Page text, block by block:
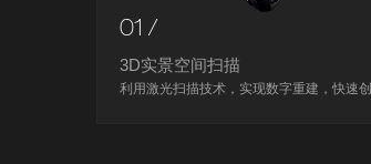
01 /
3D实景空间扫描